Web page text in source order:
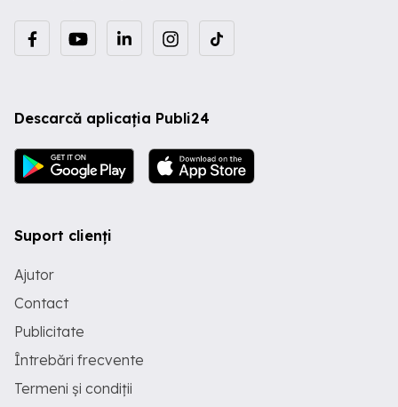
Descarcă aplicația Publi24
Suport clienți
Ajutor
Contact
Publicitate
Întrebări frecvente
Termeni și condiții